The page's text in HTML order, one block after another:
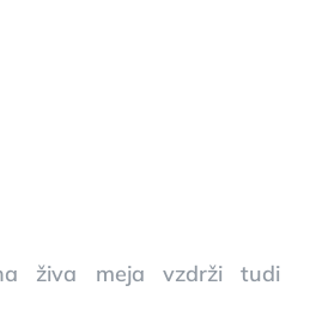
živa meja vzdrži tudi